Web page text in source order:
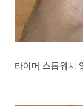
타이머 스톱워치